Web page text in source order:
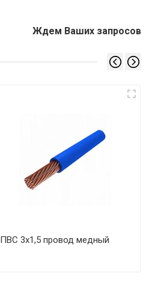
Ждем Ваших запросов
ПВС 3х1,5 провод медный